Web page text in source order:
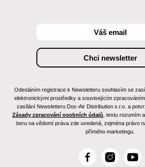
Odesláním registrace k Newsletteru souhlasím se
elektronickými prostředky a souvisejícím
zasílání Newsletteru Doc-Air Distribution s.r.o. a
Zásady zpracování osobních údajů , textu rozumím
beru na vědomí práva zde uvedená, zejména právo
přímého marketingu.
F
I
Y